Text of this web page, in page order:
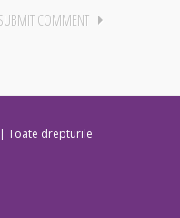
Toate drepturile